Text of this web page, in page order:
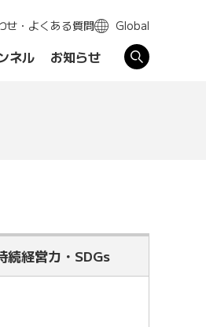
ネル お知らせ
せ・よくある質問 Global
続経営力・SDGs